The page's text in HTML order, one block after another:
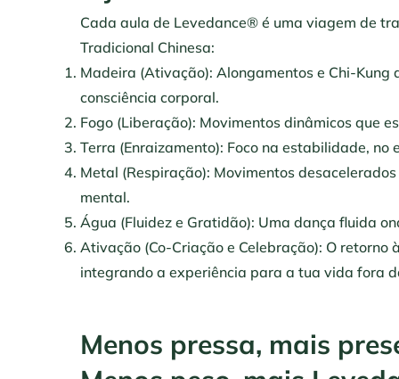
Cada aula de Levedance® é uma viagem de
Tradicional Chinesa:
Madeira (Ativação): Alongamentos e Chi-
consciência corporal.
Fogo (Liberação): Movimentos dinâmicos que
Terra (Enraizamento): Foco na estabilidade,
Metal (Respiração): Movimentos
mental.
Água (Fluidez e Gratidão): Uma dança fluida
Ativação (Co-Criação e Celebração): O
integrando a experiência para a tua vida fora
Menos pressa, mais